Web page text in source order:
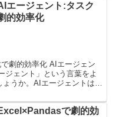
エージェント:タスク
的効率化
劇的効率化 AIエージェン
ジェント」という言葉をよ
うか。AIエージェントは単
で劇的効